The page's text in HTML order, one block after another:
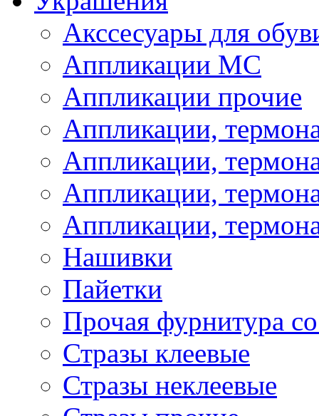
Акссесуары для
Аппликации МС
Аппликации прочие
Аппликации,
Аппликации,
Аппликации,
Аппликации,
Нашивки
Пайетки
Прочая фурнитура
Стразы клеевые
Стразы неклеевые